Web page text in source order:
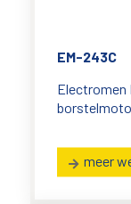
EM-243C
Electromen
meer